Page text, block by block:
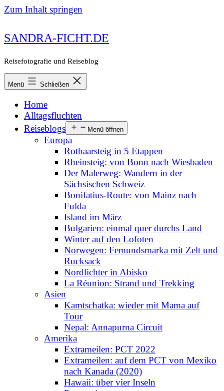
Zum Inhalt springen
SANDRA-FICHT.DE
Reisefotografie und Reiseblog
Menü Schließen
Home
Alltagsfluchten
Reiseblogs
Menü öffnen
Europa
Rothaarsteig in 5 Etappen
Rheinsteig: von Bonn nach Wiesbaden
Der Malerweg: Wandern in der
Sächsischen Schweiz
Bonifatius-Route: von Mainz nach
Fulda
Island im März
Bulgarien: einmal quer durchs Land
Winter auf den Lofoten
Norwegen: Femundsmarka mit Zelt und
Rucksack
Nordlichter in Abisko
La Réunion: Strand und Trekking
Asien
Kamtschatka: wieder mit Mama auf
Tour
Nepal: Annapurna Circuit
Amerika
Extrameilen: PCT 2022
Extrameilen: auf dem PCT von Mexiko
nach Kanada (2020)
Hawaii: über vier Inseln